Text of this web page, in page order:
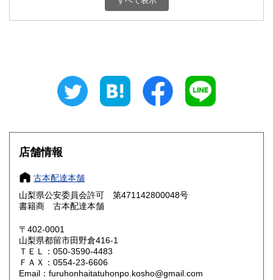
800円 三重県
大阪府
奈良県
鳥取県 800円 島根県
岡山県
山口県 800円
香川県 愛媛県
店舗情報
古本配達本舗
山梨県公安委員会許可 第471142800048号
書籍商 古本配達本舗
〒402-0001
山梨県都留市田野倉416-1
ＴＥＬ：050-3590-4483
ＦＡＸ：0554-23-6606
Email：furuhonhaitatuhonpo.kosho@gmail.com